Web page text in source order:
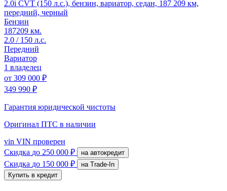
2.0i CVT (150 л.с.), бензин, вариатор, седан, 187 209 км,
передний, черный
Бензин
187209 км.
2.0 / 150 л.с.
Передний
Вариатор
1 владелец
от 309 000 ₽
349 990 ₽
Гарантия юридической чистоты
Оригинал ПТС в наличии
vin VIN проверен
Скидка до 250 000 ₽ на автокредит
Скидка до 150 000 ₽
на Trade-In
Купить в кредит